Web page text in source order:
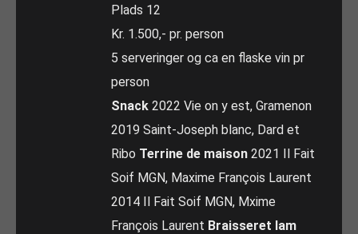
Plads 12
Kr. 1.500,- pr. person
5 serveringer og ca en flaske vin pr
person
Snack 2022 Vie on y est, Gramenon
2019 Saint-Joseph blanc, Dard et
Ribo Terrine de maison 2021 Il Fait
Soif MGN, Maxime François Laurent
2014 Il Fait Soif MGN, Mxime
François Laurent Braisseret lam